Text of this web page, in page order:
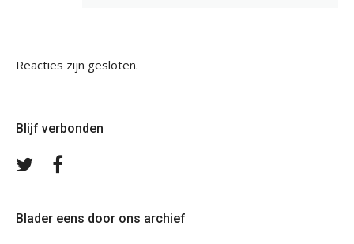
Reacties zijn gesloten.
Blijf verbonden
Volg
Blader eens door ons archief